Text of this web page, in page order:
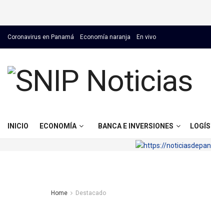
Coronavirus en Panamá Economía naranja En vivo
INICIO ECONOMÍA BANCA E INVERSIONES
Home Destacado